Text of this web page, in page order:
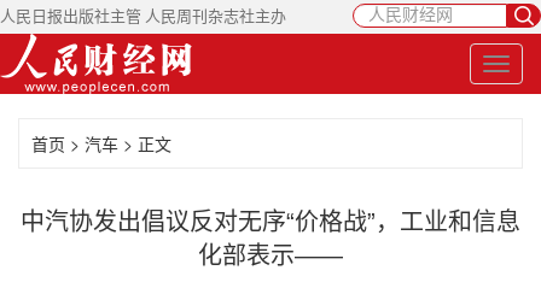
人民日报出版社主管 人民周刊杂志社主办
首页 > 汽车 > 正文
中汽协发出倡议反对无序“价格战”，工业和信息
化部表示——